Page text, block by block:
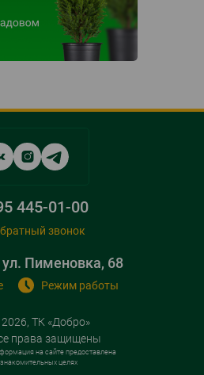
ТК «Добро»
права защищены
на сайте предоставлена
целях
Пименовка, 68
Режим работы
445-01-00
звонок